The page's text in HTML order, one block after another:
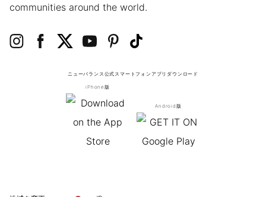
communities around the world.
ニューバランス公式スマートフォンアプリ ダウンロード
iPhone版
Android版